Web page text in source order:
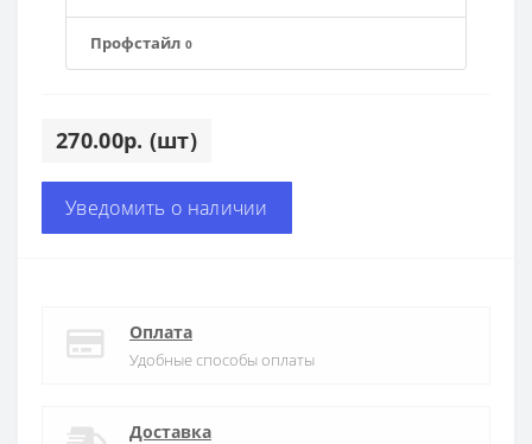
Профстайл 0
270.00р. (шт)
Уведомить о наличии
Оплата
Удобные способы оплаты
Доставка